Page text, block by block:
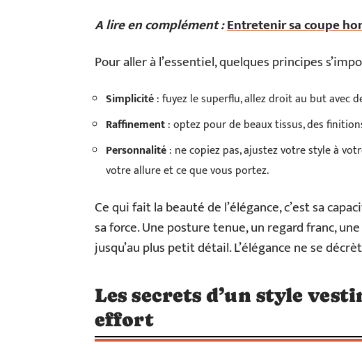
A lire en complément :Entretenir sa coupe
Pour aller à l’essentiel, quelques principes
Simplicité: fuyez le superflu, allez droit au but avec
Raffinement: optez pour de beaux tissus, des
Personnalité: ne copiez pas, ajustez votre style à
votre allure et ce que vous portez.
Ce qui fait la beauté de l’élégance, c’est sa
sa force. Une posture tenue, un regard franc,
jusqu’au plus petit détail. L’élégance ne se
Les secrets d’un style
effort